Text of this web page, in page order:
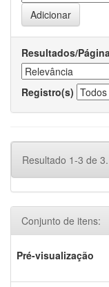
Resultados/
Registro(s)
Resultado 1-3 de 3.
Conjunto de itens:
Pré-visualização